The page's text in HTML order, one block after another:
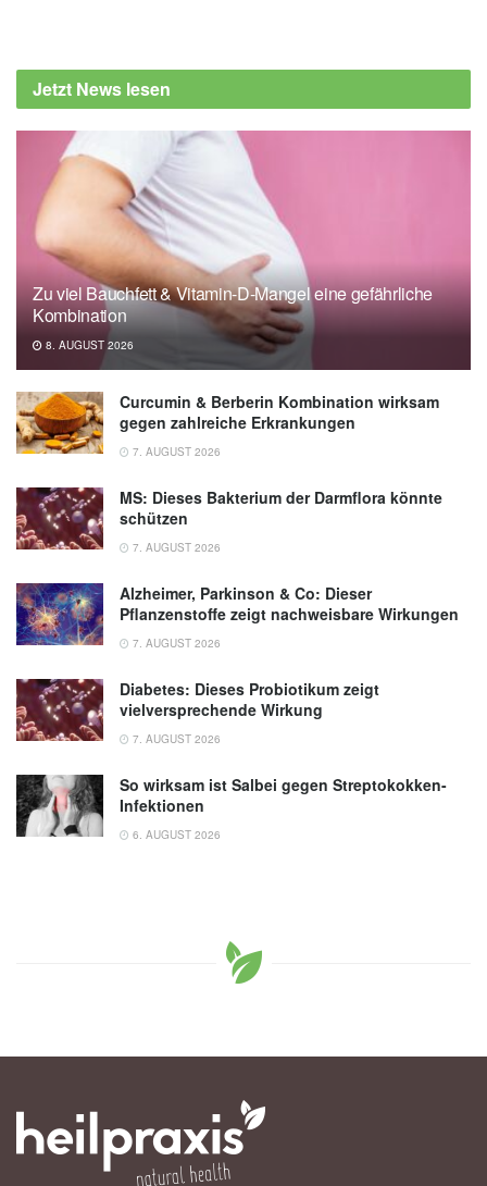
Jetzt News lesen
Zu viel Bauchfett & Vitamin-D-Mangel eine gefährliche
Kombination
8. AUGUST 2026
Curcumin & Berberin Kombination wirksam
gegen zahlreiche Erkrankungen
7. AUGUST 2026
MS: Dieses Bakterium der Darmflora könnte
schützen
7. AUGUST 2026
Alzheimer, Parkinson & Co: Dieser
Pflanzenstoffe zeigt nachweisbare Wirkungen
7. AUGUST 2026
Diabetes: Dieses Probiotikum zeigt
vielversprechende Wirkung
7. AUGUST 2026
So wirksam ist Salbei gegen Streptokokken-
Infektionen
6. AUGUST 2026